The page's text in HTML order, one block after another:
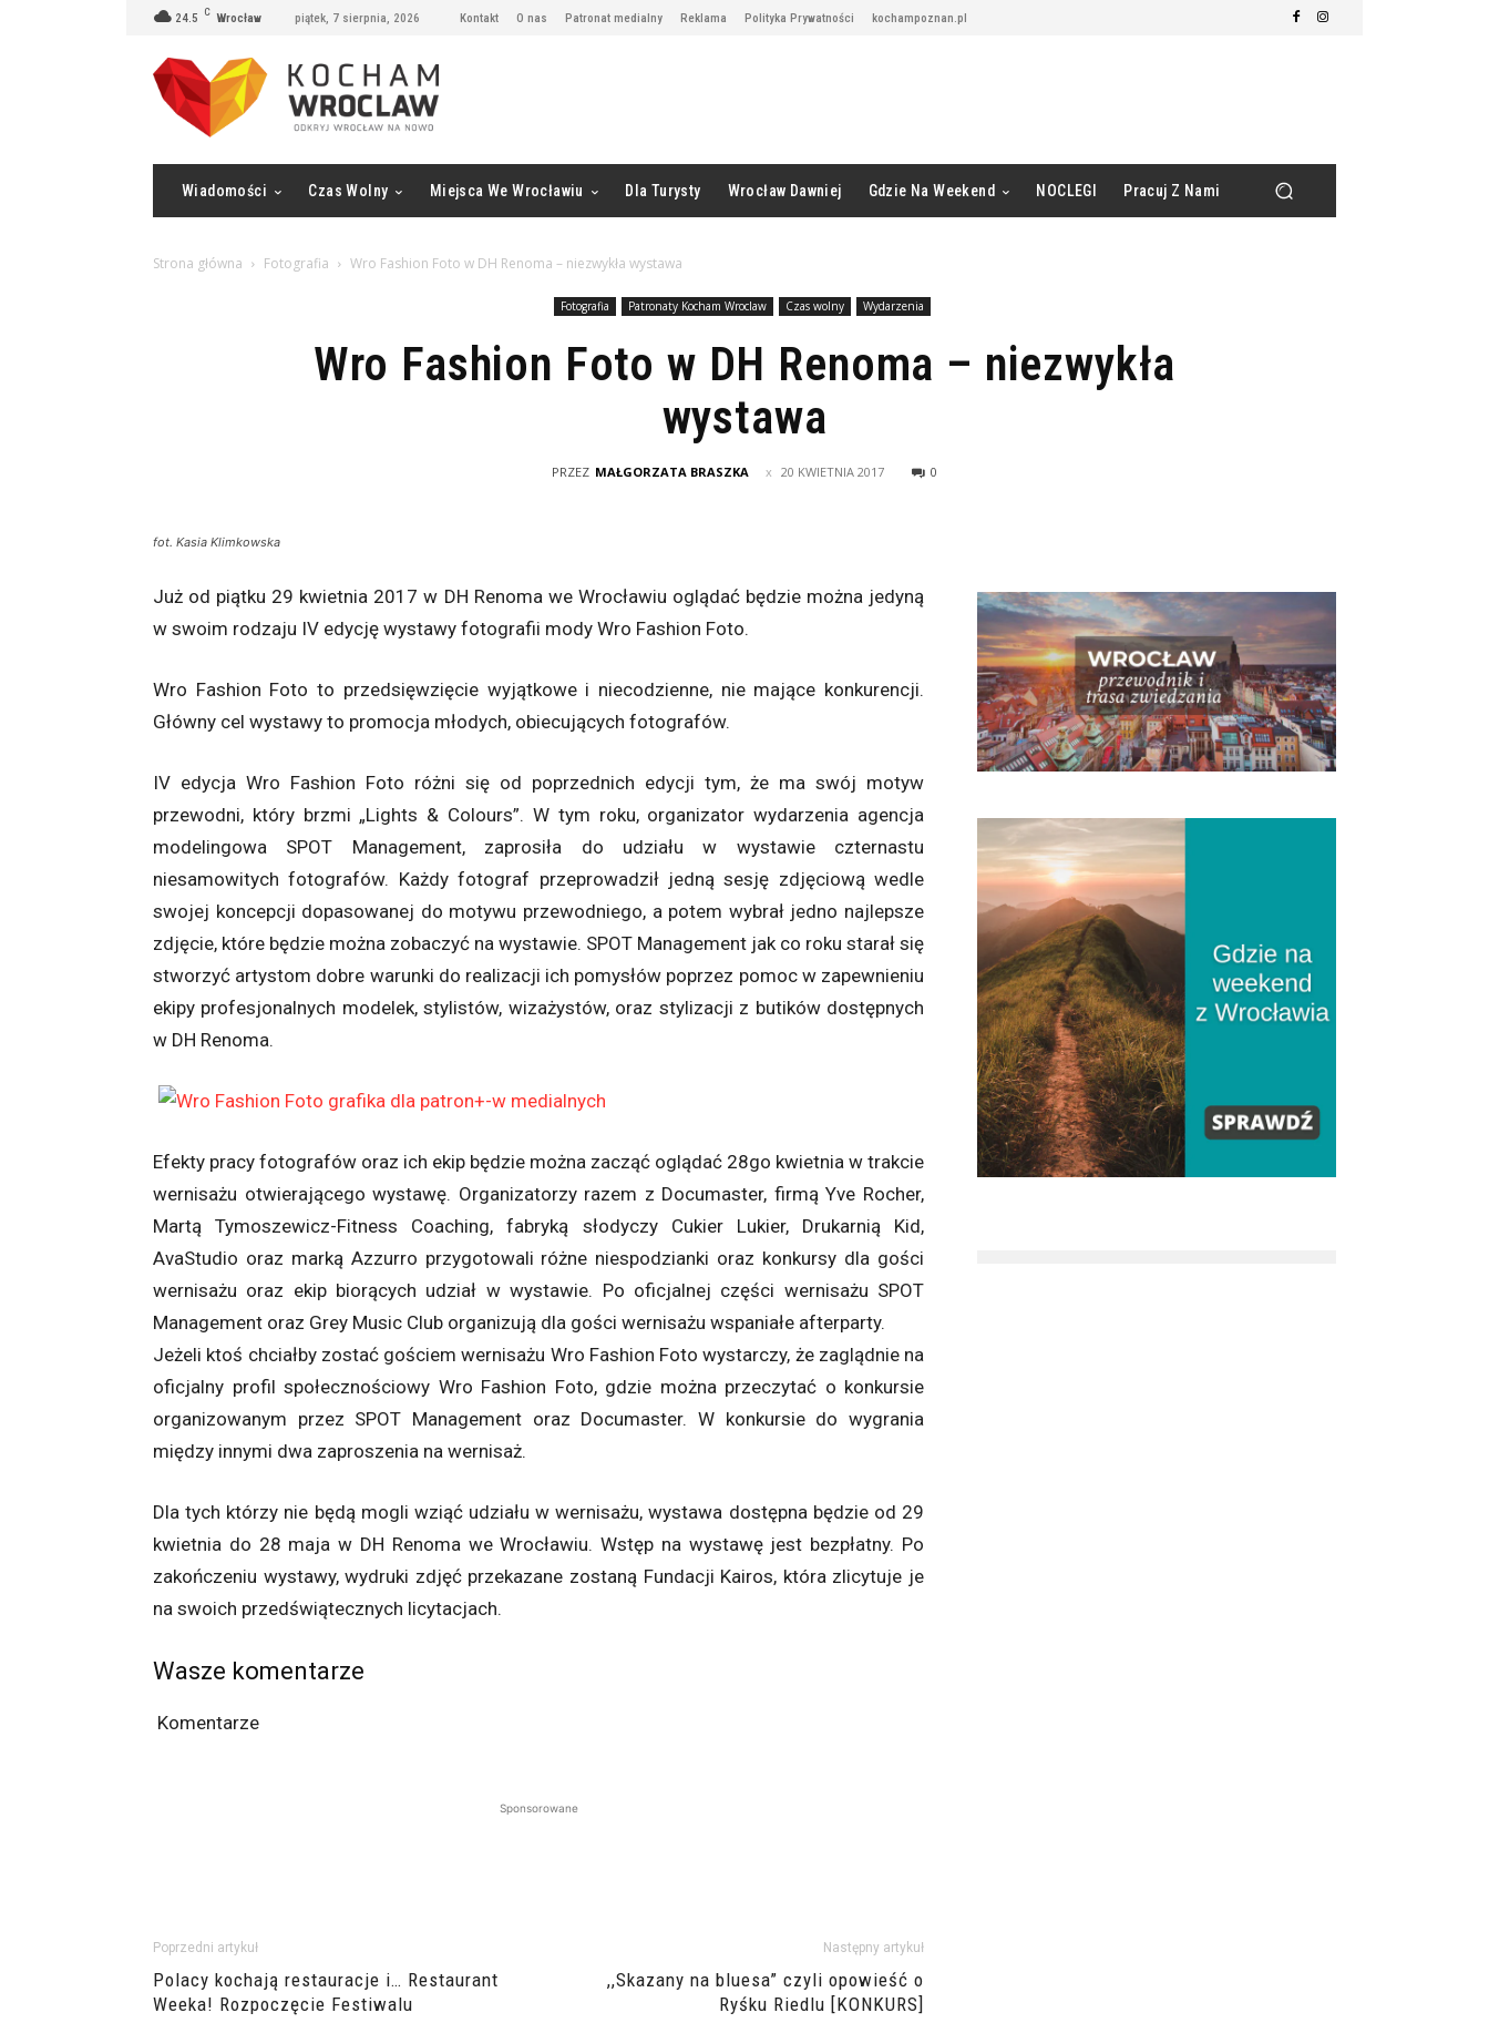
24.5 C Wrocław piątek, 7 sierpnia, 2026 Kontakt O nas Patronat medialny Reklama Polityka Prywatności kochampoznan.pl
Wiadomości Czas Wolny Miejsca We Wrocławiu Dla Turysty Wrocław Dawniej Gdzie Na Weekend NOCLEGI Pracuj Z Nami
Strona główna Fotografia Wro Fashion Foto w DH Renoma – niezwykła wystawa
Fotografia Patronaty Kocham Wroclaw Czas wolny Wydarzenia
Wro Fashion Foto w DH Renoma – niezwykła
wystawa
PRZEZ MAŁGORZATA BRASZKA 20 KWIETNIA 2017 0
fot. Kasia Klimkowska
Już od piątku 29 kwietnia 2017 w DH Renoma we Wrocławiu oglądać będzie można jedyną
w swoim rodzaju IV edycję wystawy fotografii mody Wro Fashion Foto.
Wro Fashion Foto to przedsięwzięcie wyjątkowe i niecodzienne, nie mające konkurencji.
Główny cel wystawy to promocja młodych, obiecujących fotografów.
IV edycja Wro Fashion Foto różni się od poprzednich edycji tym, że ma swój motyw
przewodni, który brzmi „Lights & Colours”. W tym roku, organizator wydarzenia agencja
modelingowa SPOT Management, zaprosiła do udziału w wystawie czternastu
niesamowitych fotografów. Każdy fotograf przeprowadził jedną sesję zdjęciową wedle
swojej koncepcji dopasowanej do motywu przewodniego, a potem wybrał jedno najlepsze
zdjęcie, które będzie można zobaczyć na wystawie. SPOT Management jak co roku starał się
stworzyć artystom dobre warunki do realizacji ich pomysłów poprzez pomoc w zapewnieniu
ekipy profesjonalnych modelek, stylistów, wizażystów, oraz stylizacji z butików dostępnych
w DH Renoma.
Efekty pracy fotografów oraz ich ekip będzie można zacząć oglądać 28go kwietnia w trakcie
wernisażu otwierającego wystawę. Organizatorzy razem z Documaster, firmą Yve Rocher,
Martą Tymoszewicz-Fitness Coaching, fabryką słodyczy Cukier Lukier, Drukarnią Kid,
AvaStudio oraz marką Azzurro przygotowali różne niespodzianki oraz konkursy dla gości
wernisażu oraz ekip biorących udział w wystawie. Po oficjalnej części wernisażu SPOT
Management oraz Grey Music Club organizują dla gości wernisażu wspaniałe afterparty.
Jeżeli ktoś chciałby zostać gościem wernisażu Wro Fashion Foto wystarczy, że zaglądnie na
oficjalny profil społecznościowy Wro Fashion Foto, gdzie można przeczytać o konkursie
organizowanym przez SPOT Management oraz Documaster. W konkursie do wygrania
między innymi dwa zaproszenia na wernisaż.
Dla tych którzy nie będą mogli wziąć udziału w wernisażu, wystawa dostępna będzie od 29
kwietnia do 28 maja w DH Renoma we Wrocławiu. Wstęp na wystawę jest bezpłatny. Po
zakończeniu wystawy, wydruki zdjęć przekazane zostaną Fundacji Kairos, która zlicytuje je
na swoich przedświątecznych licytacjach.
Wasze komentarze
Komentarze
Sponsorowane
Poprzedni artykuł
Polacy kochają restauracje i… Restaurant
Weeka! Rozpoczęcie Festiwalu
Następny artykuł
,,Skazany na bluesa” czyli opowieść o
Ryśku Riedlu [KONKURS]